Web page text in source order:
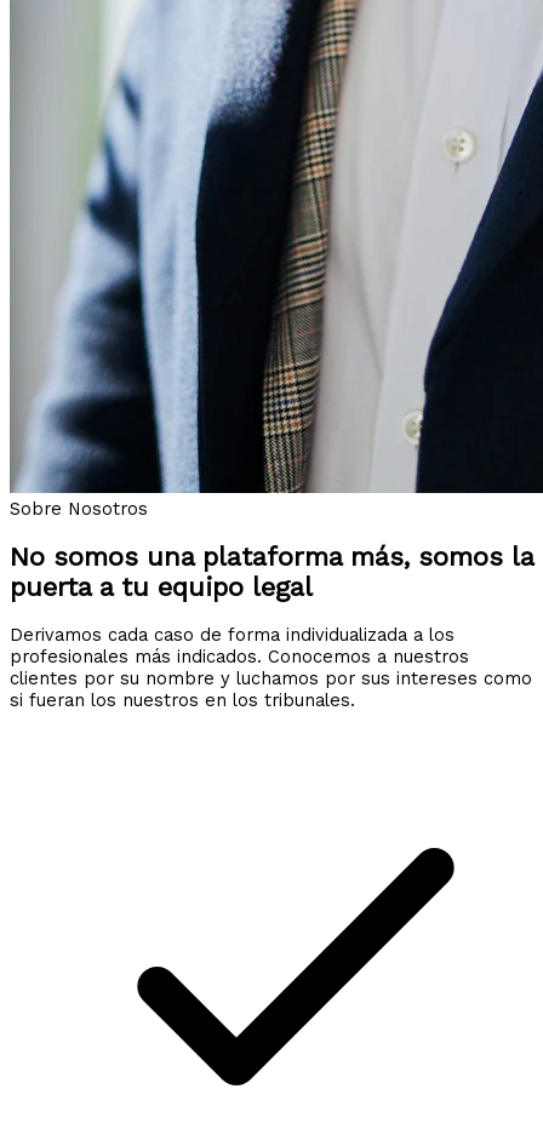
Sobre Nosotros
No somos una plataforma más, somos la
puerta a tu equipo legal
Derivamos cada caso de forma individualizada a los
profesionales más indicados. Conocemos a nuestros
clientes por su nombre y luchamos por sus intereses como
si fueran los nuestros en los tribunales.